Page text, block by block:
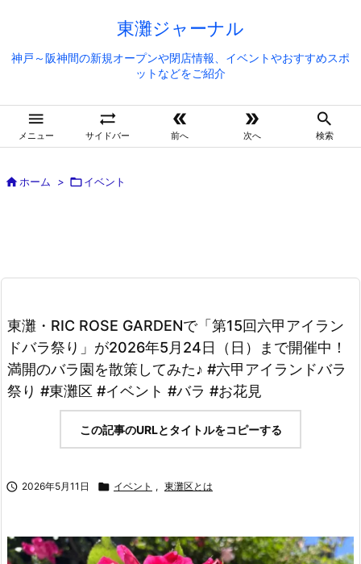
東灘ジャーナル
神戸～阪神間の新規オープンや閉店情報、イベントやおすすめスポ
ットなどをご紹介

メニュー

サイドバー

前へ

次へ

検索
ホーム > イベント
東灘・RIC ROSE GARDENで「第15回六甲アイラン
ドバラ祭り」が2026年5月24日（日）まで開催中！
満開のバラ園を散策してみた♪ #六甲アイランドバラ
祭り #東灘区 #イベント #バラ #お花見
この記事のURLとタイトルをコピーする
 2026年5月11日  イベント , 東灘区とは